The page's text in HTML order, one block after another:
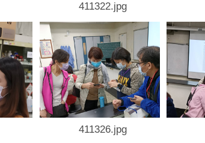
411322.jpg
411326.jpg